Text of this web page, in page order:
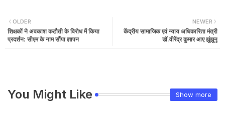
NEWER
केंद्रीय सामाजिक एवं न्याय अधिकारिता मंत्री
डॉ.वीरेंद्र कुमार आए झुंझुनू
OLDER
शिक्षकों ने अवकाश कटौती के विरोध में किया
प्रदर्शन: सीएम के नाम सौंपा ज्ञापन
You Might Like Show more